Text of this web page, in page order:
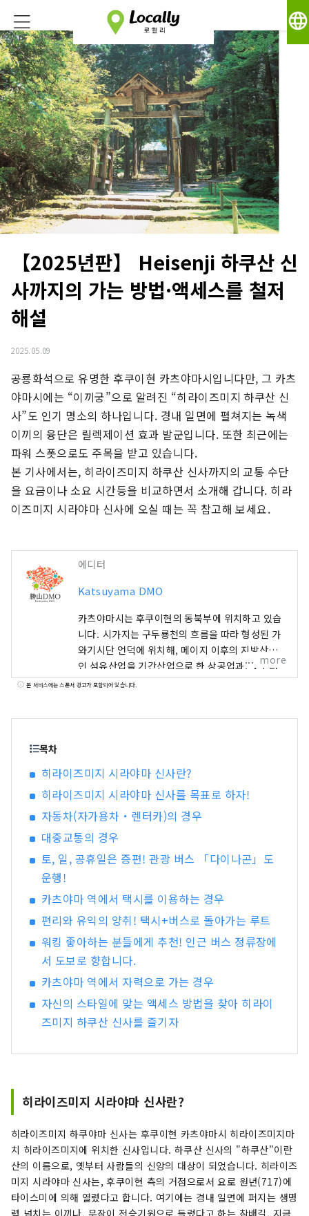
language
【2025년판】 Heisenji 하쿠산 신
사까지의 가는 방법·액세스를 철저
해설
2025.05.09
공룡화석으로 유명한 후쿠이현 카츠야마시입니다만, 그 카츠
야마시에는 “이끼궁”으로 알려진 “히라이즈미지 하쿠산 신
사”도 인기 명소의 하나입니다. 경내 일면에 펼쳐지는 녹색
이끼의 융단은 릴렉제이션 효과 발군입니다. 또한 최근에는
파워 스폿으로도 주목을 받고 있습니다.
본 기사에서는, 히라이즈미지 하쿠산 신사까지의 교통 수단
을 요금이나 소요 시간등을 비교하면서 소개해 갑니다. 히라
이즈미지 시라야마 신사에 오실 때는 꼭 참고해 보세요.
에디터
Katsuyama DMO
카츠야마시는 후쿠이현의 동북부에 위치하고 있습
니다. 시가지는 구두룡천의 흐름을 따라 형성된 가
와기시단 언덕에 위치해, 메이지 이후의 지방산업
인 섬유산업을 기간산업으로 한 상공업과, 옛부터
농림업이 활발한 물과 초록의 풍부한 시골 도시입
차장내에 있는 「지오 터미널」, 2020년 6월에 오
픈한 「미치노에키 공룡 계곡 가쓰야마」의 운영
등, 카츠야마를 방문한 고객 섬세한 서비스를 제공
합니다. 또, 관광을 축으로 하여 새로운 사업의 창
조에도 적극적으로 도전해, 카츠야마의 거리의 활
성화를 목표로 하고 있습니다.
more
본 서비스에는 스폰서 광고가 포함되어 있습니다.
목차
히라이즈미지 시라야마 신사란?
히라이즈미지 시라야마 신사를 목표로 하자!
자동차(자가용차・렌터카)의 경우
대중교통의 경우
토, 일, 공휴일은 증편! 관광 버스 「다이나곤」도
운행!
카츠야마 역에서 택시를 이용하는 경우
편리와 유익의 양취! 택시+버스로 돌아가는 루트
워킹 좋아하는 분들에게 추천! 인근 버스 정류장에
서 도보로 향합니다.
카츠야마 역에서 자력으로 가는 경우
자신의 스타일에 맞는 액세스 방법을 찾아 히라이
즈미지 하쿠산 신사를 즐기자
히라이즈미지 시라야마 신사란?
히라이즈미지 하쿠야마 신사는 후쿠이현 카츠야마시 히라이즈미지마
치 히라이즈미지에 위치한 신사입니다. 하쿠산 신사의 "하쿠산"이란
산의 이름으로, 옛부터 사람들의 신앙의 대상이 되었습니다. 히라이즈
미지 시라야마 신사는, 후쿠이현 측의 거점으로서 요로 원년(717)에
타이스미에 의해 열렸다고 합니다. 여기에는 경내 일면에 퍼지는 생명